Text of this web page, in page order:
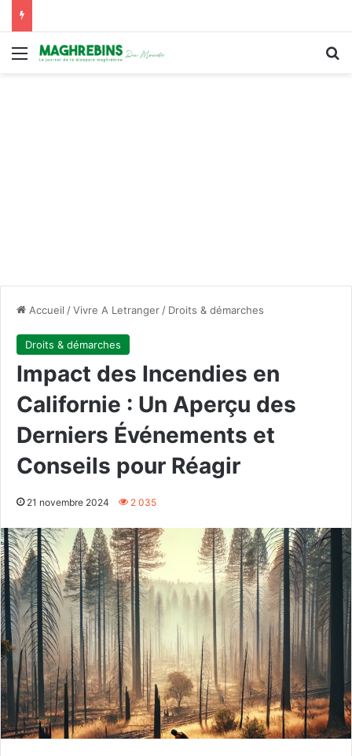
Menu
Accueil /Vivre A Letranger / Droits & démarches
Droits & démarches
Impact des Incendies en
Californie : Un Aperçu des
Derniers Événements et
Conseils pour Réagir
21 novembre 2024 2 035